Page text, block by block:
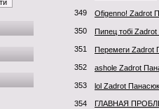
349 Ofigenno! Zadrot
350 Пипец тобi
351 Перемеги Zadrot
352 ashole Zadrot
353 lol Zadrot Панасюк
354
ГЛАВНАЯ